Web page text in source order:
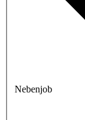
Nebenjob